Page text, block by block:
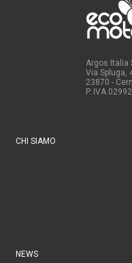
Argos Italia
Via Spluga,
23870 -
P. IVA
CHI SIAMO
NEWS